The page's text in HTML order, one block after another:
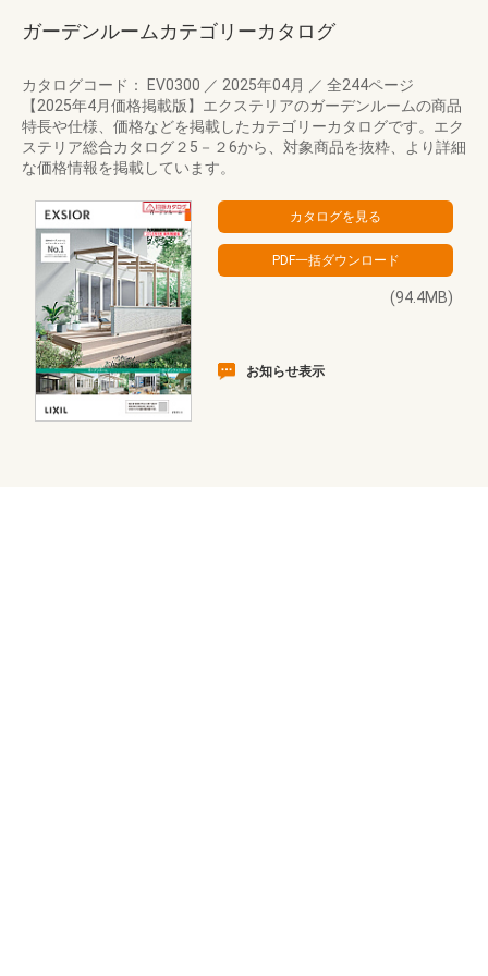
ガーデンルームカテゴリーカタログ
カタログコード： EV0300 ／ 2025年04月 ／ 全244ページ
【2025年4月価格掲載版】エクステリアのガーデンルームの商品
特長や仕様、価格などを掲載したカテゴリーカタログです。エク
ステリア総合カタログ２5－２6から、対象商品を抜粋、より詳細
な価格情報を掲載しています。
(94.4MB)
お知らせ表示